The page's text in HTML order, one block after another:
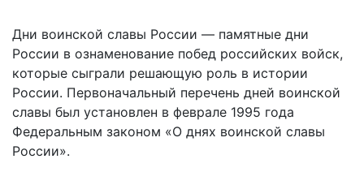
Дни воинской славы России — памятные дни
России в ознаменование побед российских войск,
которые сыграли решающую роль в истории
России. Первоначальный перечень дней воинской
славы был установлен в феврале 1995 года
Федеральным законом «О днях воинской славы
России».